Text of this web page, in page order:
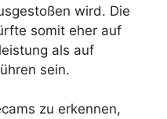
wird. Die
somit eher auf
als auf
sein.
zu erkennen,